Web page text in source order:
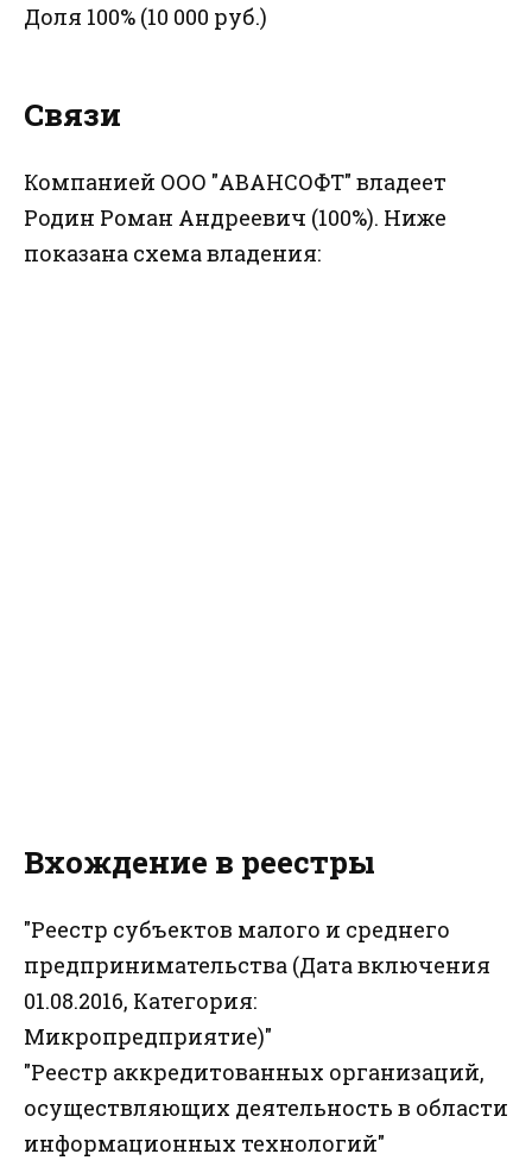
Доля 100% (10 000 руб.)
Связи
Компанией ООО "АВАНСОФТ" владеет
Родин Роман Андреевич (100%). Ниже
показана схема владения:
Вхождение в реестры
"Реестр субъектов малого и среднего
предпринимательства (Дата включения
01.08.2016, Категория:
Микропредприятие)"
"Реестр аккредитованных организаций,
осуществляющих деятельность в области
информационных технологий"